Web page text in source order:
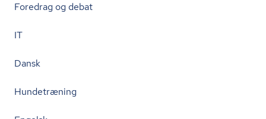
Foredrag og debat
IT
Dansk
Hundetræning